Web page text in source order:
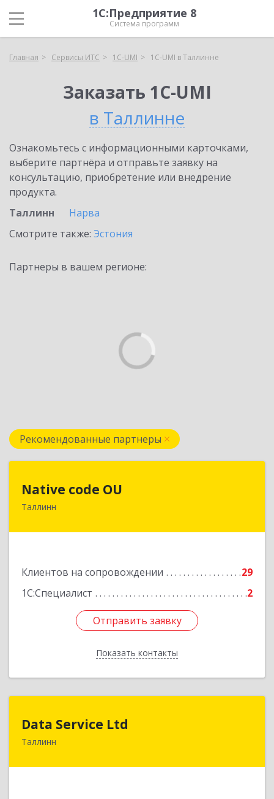
1С:Предприятие 8
Система программ
Главная Сервисы ИТС 1C-UMI 1C-UMI в Таллинне
Заказать 1C-UMI
в Таллинне
Ознакомьтесь с информационными карточками,
выберите партнёра и отправьте заявку на
консультацию, приобретение или внедрение
продукта.
Таллинн
Нарва
Смотрите также: Эстония
Партнеры в вашем регионе:
Рекомендованные партнеры
Native code OU
Таллинн
Клиентов на сопровождении
29
1С:Специалист
2
Отправить заявку
Показать контакты
Отправить заявку
Назад
Data Service Ltd
Таллинн